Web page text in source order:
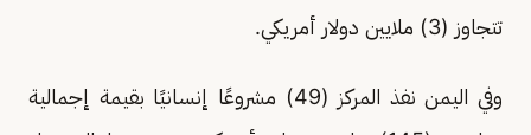
تتجاوز (3) ملايين دولار أمريكي.
وفي اليمن نفذ المركز (49) مشروعًا إنسانيًا بقيمة إجمالية